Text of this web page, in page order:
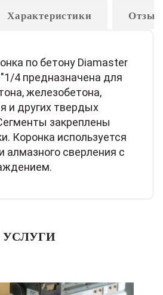
Характеристики
по бетону Diamaster
4 предназначена для
железобетона,
и других твердых
закреплены
Коронка используется
алмазного сверления с
УСЛУГИ